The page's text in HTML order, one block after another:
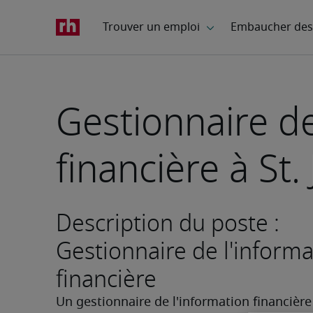
Gestionnaire
financière à St.
Description du poste :
Gestionnaire de
financière
Un gestionnaire de l'information